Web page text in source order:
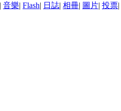
| 音樂| Flash| 日誌| 相冊| 圖片| 投票|